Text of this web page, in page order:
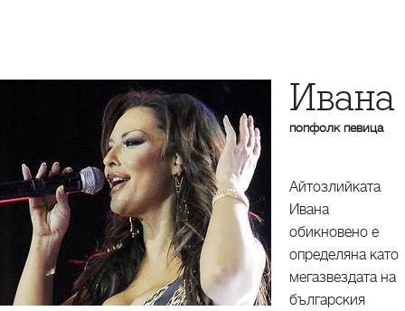
Ивана
попфолк певица
Айтозлийката
Ивана
обикновено е
определяна като
мегазвездата на
българския